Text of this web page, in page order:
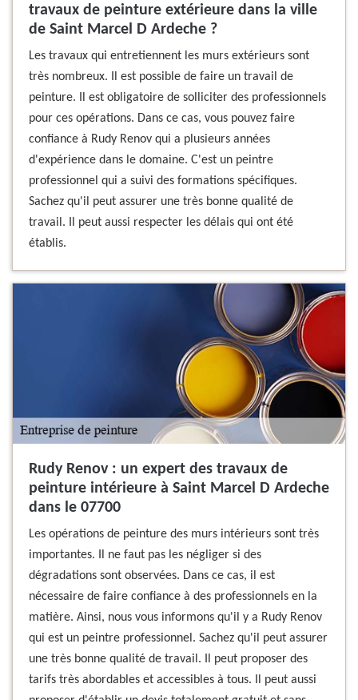
travaux de peinture extérieure dans la ville
de Saint Marcel D Ardeche ?
Les travaux qui entretiennent les murs extérieurs sont
très nombreux. Il est possible de faire un travail de
peinture. Il est obligatoire de solliciter des professionnels
pour ces opérations. Dans ce cas, vous pouvez faire
confiance à Rudy Renov qui a plusieurs années
d'expérience dans le domaine. C'est un peintre
professionnel qui a suivi des formations spécifiques.
Sachez qu'il peut assurer une très bonne qualité de
travail. Il peut aussi respecter les délais qui ont été
établis.
Rudy Renov : un expert des travaux de
peinture intérieure à Saint Marcel D Ardeche
dans le 07700
Les opérations de peinture des murs intérieurs sont très
importantes. Il ne faut pas les négliger si des
dégradations sont observées. Dans ce cas, il est
nécessaire de faire confiance à des professionnels en la
matière. Ainsi, nous vous informons qu'il y a Rudy Renov
qui est un peintre professionnel. Sachez qu'il peut assurer
une très bonne qualité de travail. Il peut proposer des
tarifs très abordables et accessibles à tous. Il peut aussi